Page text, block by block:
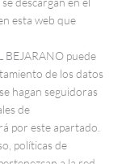
esta web que
BEJARANO puede
de los datos
hagan seguidoras
de
por este apartado.
políticas de